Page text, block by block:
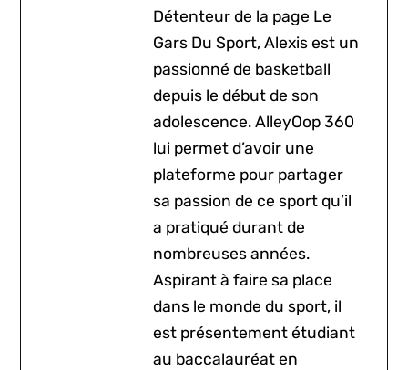
Détenteur de la page Le
Gars Du Sport, Alexis est un
passionné de basketball
depuis le début de son
adolescence. AlleyOop 360
lui permet d’avoir une
plateforme pour partager
sa passion de ce sport qu’il
a pratiqué durant de
nombreuses années.
Aspirant à faire sa place
dans le monde du sport, il
est présentement étudiant
au baccalauréat en